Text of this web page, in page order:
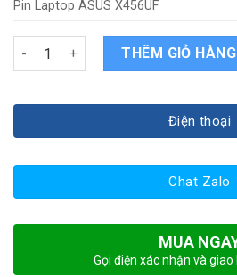
Pin Laptop ASUS X456UF
Pin Laptop ASUS X456UF quantity
THÊM GIỎ HÀNG
Điện thoại
Chat Zalo
MUA
Gọi điện xác nhận và